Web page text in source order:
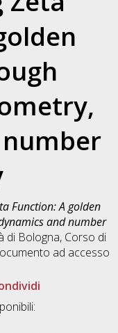
Function: A golden
and number
di Bologna, Corso di
ad accesso